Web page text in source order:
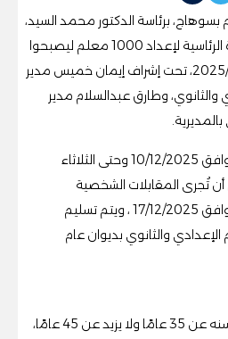
بسوهاج، برئاسة الدكتور محمد السيد،
عن فتح باب التقدم للمبادرة الرئاسية لإعداد 1000 معلم ليصبحوا
مديري مدارس للعام 2025/2026، تحت إشراف إيمان خميس مدير
والثانوي، وطارق عبدالسلام مدير
يبدأ التقديم من الأربعاء الموافق 10/12/2025 وحتى الثلاثاء
12/2025 ، على أن تُجرى المقابلات الشخصية
للمتقدمين يوم الأربعاء الموافق 17/12/2025 ، ويتم تسليم
الإعدادي والثانوي بديوان عام
يشترط في المتقدم ألا يقل سنه عن 35 عامًا ولا يزيد عن 45 عامًا،